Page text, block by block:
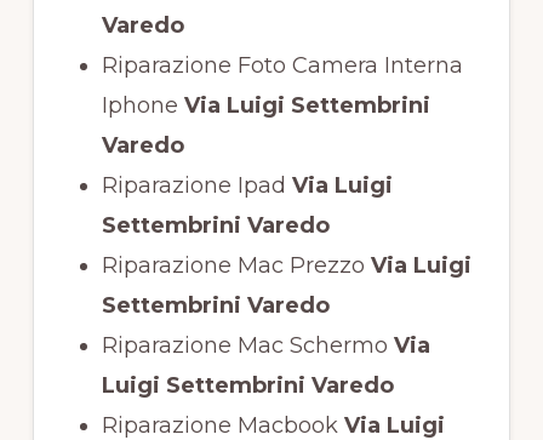
Varedo
Riparazione Foto Camera Interna
Iphone Via Luigi Settembrini
Varedo
Riparazione Ipad Via Luigi
Settembrini Varedo
Riparazione Mac Prezzo Via Luigi
Settembrini Varedo
Riparazione Mac Schermo Via
Luigi Settembrini Varedo
Riparazione MacbookVia Luigi